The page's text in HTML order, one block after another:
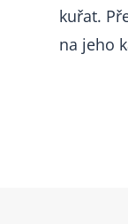
kuřat.
na jeho